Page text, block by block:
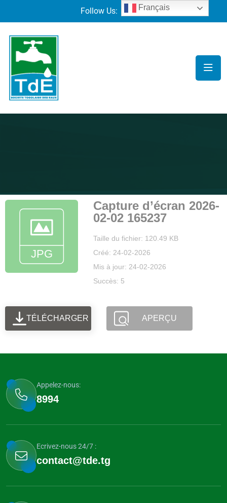
Follow Us:
Capture d’écran 2026-
02-02 165237
Taille du fichier: 120.49 KB
Créé: 24-02-2026
Mis à jour: 24-02-2026
Succès: 5
TÉLÉCHARGER APERÇU
Appelez-nous:
8994
Ecrivez-nous 24/7 :
contact@tde.tg
Français